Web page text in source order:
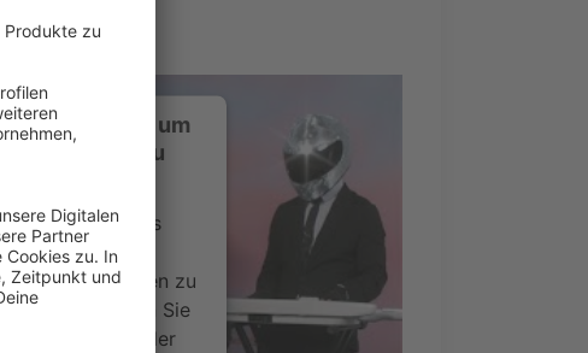
Zustimmung, um
Service zu
Service eines
Videoinhalte
kann Daten zu
Bitte lesen Sie
stimmen Sie der